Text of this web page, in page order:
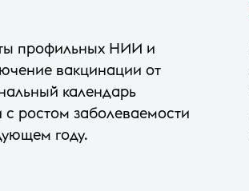
профильных НИИ и
вакцинации от
календарь
с ростом заболеваемости
году.